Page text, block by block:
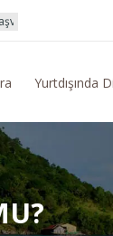
Yurtdışı Eğitim
Yurtdışında